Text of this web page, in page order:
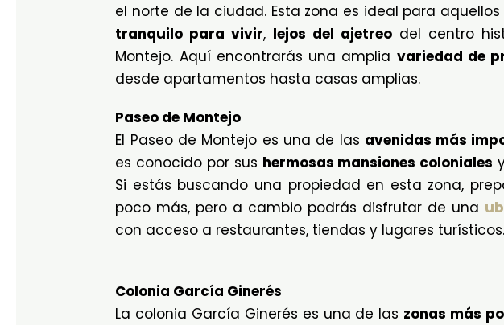
el norte de la ciudad. Esta zona es ideal para
tranquilo para vivir, lejos del ajetreo del centro
Montejo. Aquí encontrarás una amplia variedad de
desde apartamentos hasta casas amplias.
Paseo de Montejo
El Paseo de Montejo es una de las avenidas más
es conocido por sus hermosas mansiones coloniales
Si estás buscando una propiedad en esta zona,
poco más, pero a cambio podrás disfrutar de una
con acceso a restaurantes, tiendas y lugares turísticos.
Colonia García Ginerés
La colonia García Ginerés es una de las zonas más